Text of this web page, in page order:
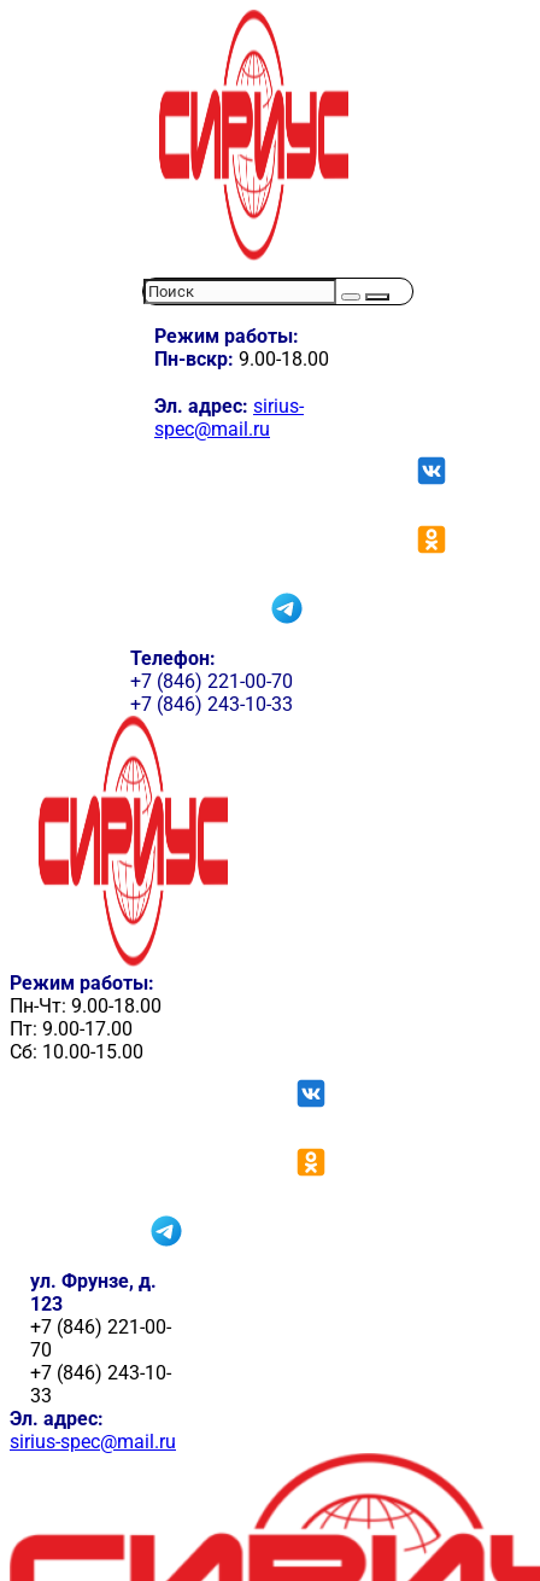
Режим работы:
Пн-вскр: 9.00-18.00
Эл. адрес: sirius-
spec@mail.ru
Телефон:
+7 (846) 221-00-70
+7 (846) 243-10-33
Режим работы:
Пн-Чт: 9.00-18.00
Пт: 9.00-17.00
Сб: 10.00-15.00
ул. Фрунзе, д.
123
+7 (846) 221-00-
70
+7 (846) 243-10-
33
Эл. адрес:
sirius-spec@mail.ru